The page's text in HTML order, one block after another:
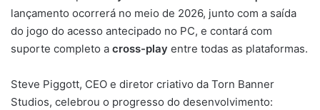
lançamento ocorrerá no meio de 2026, junto com a saída
do jogo do acesso antecipado no PC, e contará com
suporte completo a cross-play entre todas as plataformas.
Steve Piggott, CEO e diretor criativo da Torn Banner
Studios, celebrou o progresso do desenvolvimento: